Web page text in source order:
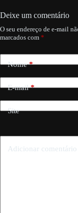
Deixe um comentário
O seu endereço de e-mail
marcados com *
Nome*
E-mail*
Site
Adicionar comentário